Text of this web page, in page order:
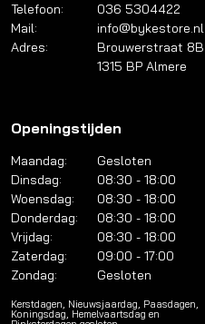
Telefoon:
036 5304422
Mail:
info@bykestore.nl
Adres:
Brouwerstraat 8B
1315 BP Almere
Openingstijden
Maandag:
Gesloten
Dinsdag:
08:30 - 18:00
Woensdag:
08:30 - 18:00
Donderdag:
08:30 - 18:00
Vrijdag:
08:30 - 18:00
Zaterdag:
09:00 - 17:00
Zondag:
Gesloten
Kerstdagen, Nieuwsjaardag, Paasdagen,
Koningsdag, Hemelvaartsdag en